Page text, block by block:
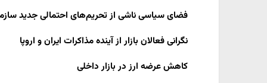
فضای سیاسی ناشی از تحریم‌های احتمالی جدید
نگرانی فعالان بازار از آینده مذاکرات ایران و اروپا
کاهش عرضه ارز در بازار داخلی